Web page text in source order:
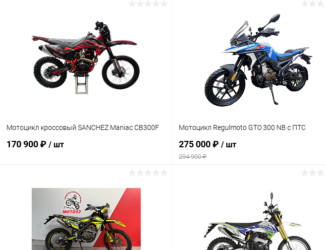
Сравнение
В избранное В наличии
В корзину
В наличии
Мотоцикл кроссовый SANCHEZ Maniac CB300F
170 900 ₽ / шт
В избранное В наличии
Мотоцикл Regulmoto GTO 300 NB с ПТС
275 000 ₽ / шт
294 900 ₽
В избранное В наличии